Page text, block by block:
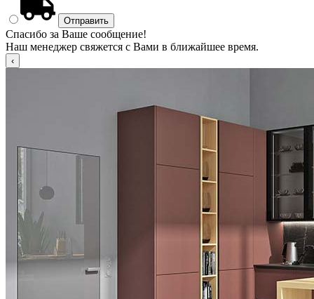
Спасибо за Ваше сообщение!
Наш менеджер свяжется с Вами в ближайшее время.